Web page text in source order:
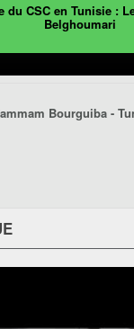
du CSC en Tunisie :
Belghoumari
Bourguiba -